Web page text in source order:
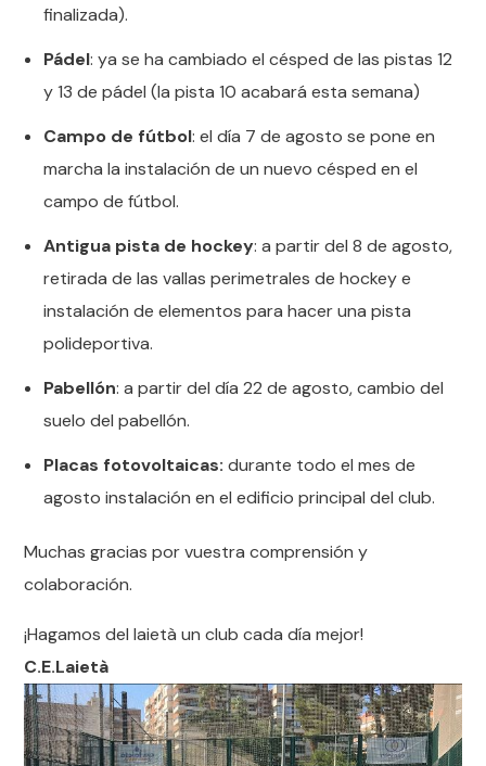
finalizada).
Pádel: ya se ha cambiado el césped de las pistas 12
y 13 de pádel (la pista 10 acabará esta semana)
Campo de fútbol: el día 7 de agosto se pone en
marcha la instalación de un nuevo césped en el
campo de fútbol.
Antigua pista de hockey: a partir del 8 de agosto,
retirada de las vallas perimetrales de hockey e
instalación de elementos para hacer una pista
polideportiva.
Pabellón: a partir del día 22 de agosto, cambio del
suelo del pabellón.
Placas fotovoltaicas: durante todo el mes de
agosto instalación en el edificio principal del club.
Muchas gracias por vuestra comprensión y
colaboración.
¡Hagamos del laietà un club cada día mejor!
C.E.Laietà